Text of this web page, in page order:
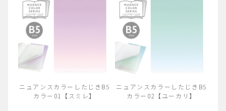
ニュアンスカラーしたじきB5
カラー01【スミレ】
ニュアンスカラーしたじきB5
カラー02【ユーカリ】